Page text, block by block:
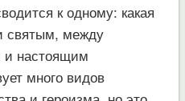
к одному: какая
святым, между
и настоящим
много видов